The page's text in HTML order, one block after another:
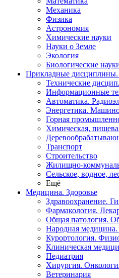
Механика
Физика
Астрономия
Химические науки
Науки о Земле
Экология
Биологические
Прикладные дисциплины.
Технические
Информационные
Автоматика.
Энергетика.
Горная
Химическая,
Транспорт
Строительство
Жилищно-
Сельское, водное,
Ещё
Медицина. Здоровье
Здравоохранение.
Фармакология.
Общая патология.
Народная
Курортология.
Клиническая
Педиатрия
Хирургия.
Ветеринария